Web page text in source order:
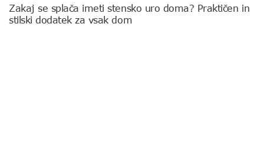
Zakaj se splača imeti stensko uro doma? Praktičen in
stilski dodatek za vsak dom